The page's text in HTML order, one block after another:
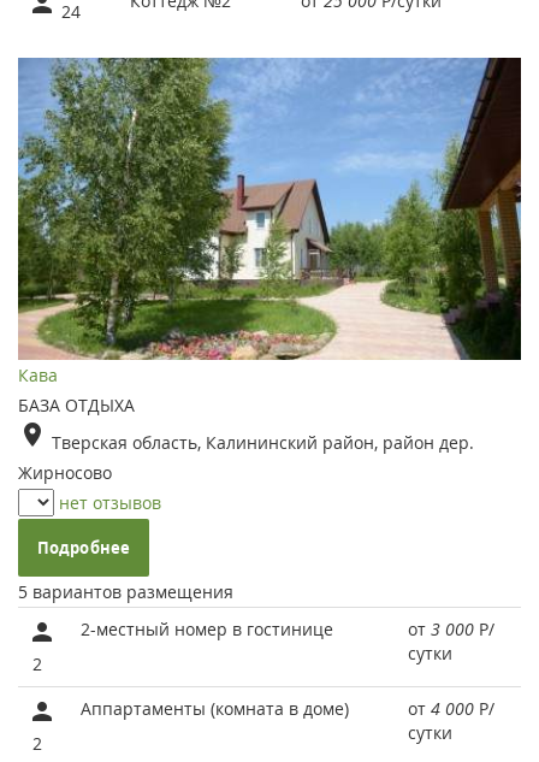
24
Кава
БАЗА ОТДЫХА
Тверская область, Калининский район, район дер.
Жирносово
нет отзывов
Подробнее
5 вариантов размещения
2
2-местный номер в гостинице от 3 000 Р/
сутки
2
Аппартаменты (комната в доме) от 4 000 Р/
сутки